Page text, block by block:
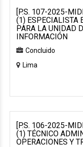
[P.S. 107-2025-
(1) ESPECIALISTA
PARA LA UNIDAD
INFORMACIÓN
Concluido
Lima
[P.S. 106-2025-
(1) TÉCNICO
OPERACIONES Y